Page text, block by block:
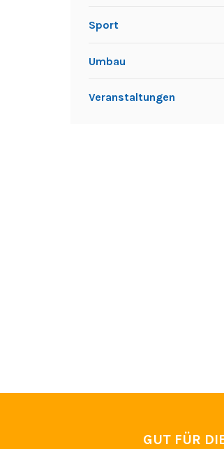
Sport
Umbau
Veranstaltungen
GUT FÜR